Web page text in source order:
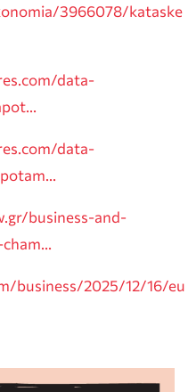
3966078/kataske
data-
data-
business-and-
business/2025/12/16/eu